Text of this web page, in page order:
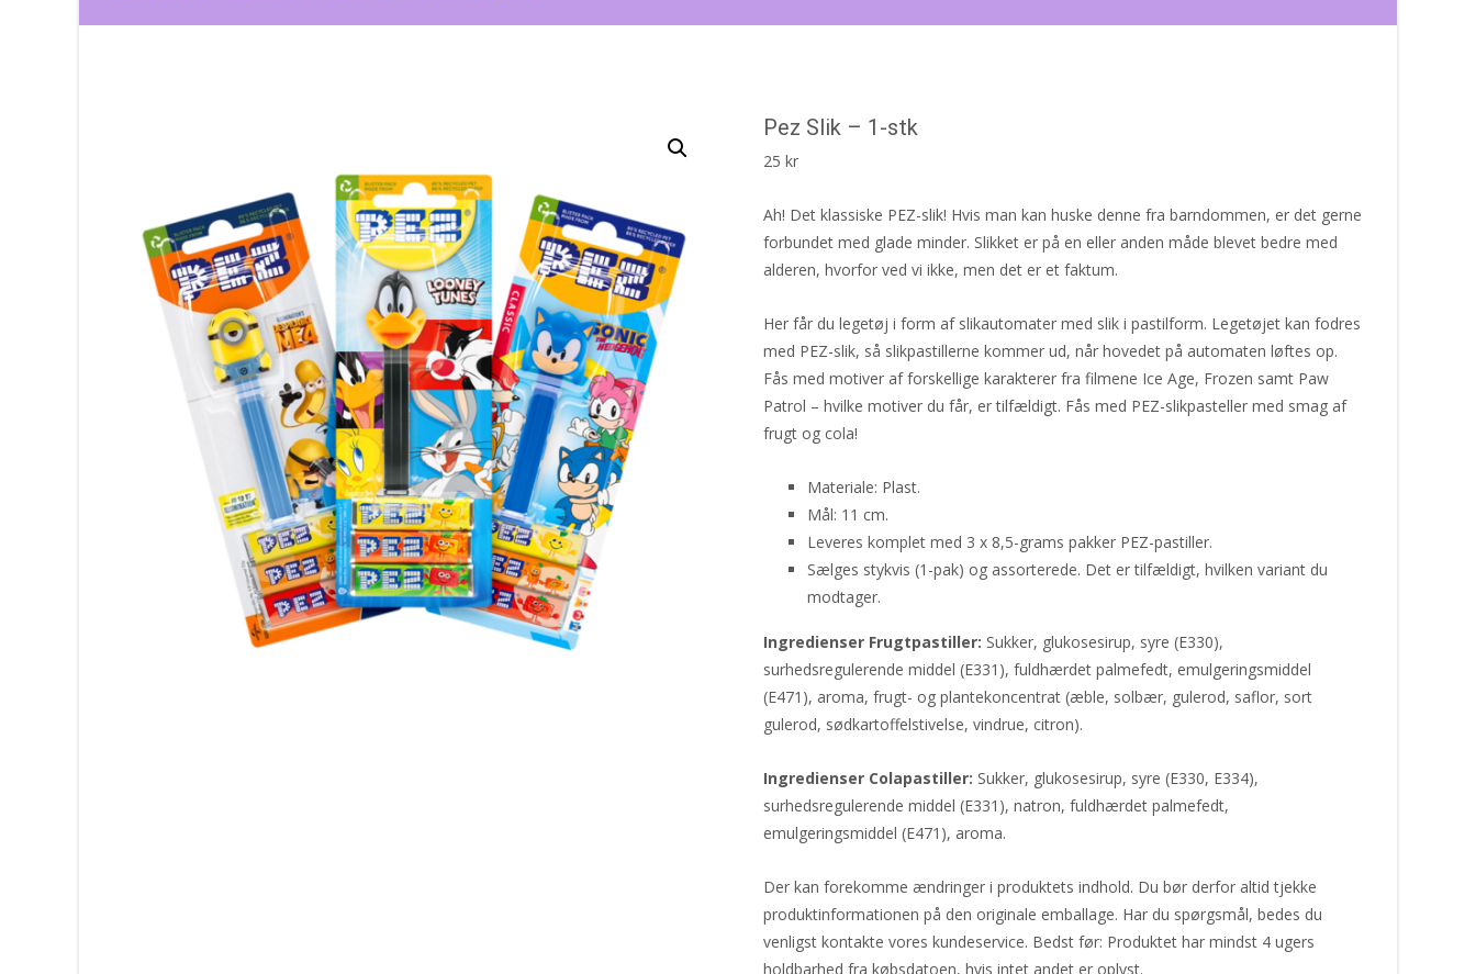
Pez Slik – 1-stk
25 kr
Ah! Det klassiske PEZ-slik! Hvis man kan huske denne fra barndommen, er det gerne
forbundet med glade minder. Slikket er på en eller anden måde blevet bedre med
alderen, hvorfor ved vi ikke, men det er et faktum.
Her får du legetøj i form af slikautomater med slik i pastilform. Legetøjet kan fodres
med PEZ-slik, så slikpastillerne kommer ud, når hovedet på automaten løftes op.
Fås med motiver af forskellige karakterer fra filmene Ice Age, Frozen samt Paw
Patrol – hvilke motiver du får, er tilfældigt. Fås med PEZ-slikpasteller med smag af
frugt og cola!
Materiale: Plast.
Mål: 11 cm.
Leveres komplet med 3 x 8,5-grams pakker PEZ-pastiller.
Sælges stykvis (1-pak) og assorterede. Det er tilfældigt, hvilken variant du
modtager.
Ingredienser Frugtpastiller: Sukker, glukosesirup, syre (E330),
surhedsregulerende middel (E331), fuldhærdet palmefedt, emulgeringsmiddel
(E471), aroma, frugt- og plantekoncentrat (æble, solbær, gulerod, saflor, sort
gulerod, sødkartoffelstivelse, vindrue, citron).
Ingredienser Colapastiller: Sukker, glukosesirup, syre (E330, E334),
surhedsregulerende middel (E331), natron, fuldhærdet palmefedt,
emulgeringsmiddel (E471), aroma.
Der kan forekomme ændringer i produktets indhold. Du bør derfor altid tjekke
produktinformationen på den originale emballage. Har du spørgsmål, bedes du
venligst kontakte vores kundeservice. Bedst før: Produktet har mindst 4 ugers
holdbarhed fra købsdatoen, hvis intet andet er oplyst.